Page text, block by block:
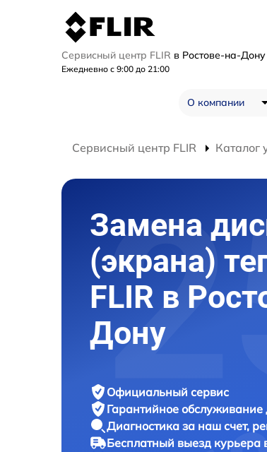
Сервисный центр FLIR в Ростове-на-Дону
Ежедневно с 9:00 до 21:00
О компании
Сервисный центр FLIR Каталог
Замена
(экрана)
FLIR в
Дону
Официальный сервис
Гарантийное обслуживание
Диагностика за наш счет,
Бесплатный выезд курьера